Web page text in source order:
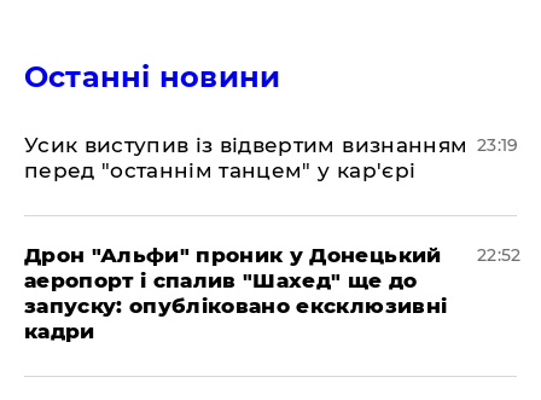
Останні новини
​Усик виступив із відвертим визнанням
перед "останнім танцем" у кар'єрі
23:19
​Дрон "Альфи" проник у Донецький
аеропорт і спалив "Шахед" ще до
запуску: опубліковано ексклюзивні
кадри
22:52